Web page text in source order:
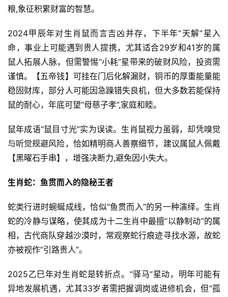
粮,象征积累财富的智慧。
2024甲辰年对生肖鼠而言吉凶并存，下半年“天解”星入
命，事业上可能遇到贵人提携，尤其适合29岁和41岁的属
鼠人拓展人脉，但需警惕“小耗”星带来的破财风险，投资需
谨慎。【五帝钱】可挂在门后化解漏财，铜币的厚重能量能
稳固财库，部分人可能因急躁错失良机，但大多数若能保持
鼠的耐心，年底可望“母慈子孝”,家庭和睦。
鼠年成语“鼠目寸光”实为误读。生肖鼠视力虽弱，却凭嗅觉
与听觉规避风险，恰如精明商人善察细节，建议属鼠人佩戴
【黑曜石手串】，增强决断力,避免因小失大。
生肖蛇：鱼贯而入的隐秘王者
蛇类行进时蜿蜒成线，恰似“鱼贯而入”的另一种演绎。生肖
蛇的冷静与谋略，使其成为十二生肖中最擅“以静制动”的属
相，古代商队穿越沙漠时，常观察蛇行痕迹寻找水源，故蛇
亦被视作“引路贵人”。
2025乙巳年对生肖蛇是转折点。“驿马”星动，明年可能有
异地发展机遇，尤其33岁者需把握调岗或进修机会，但“孤